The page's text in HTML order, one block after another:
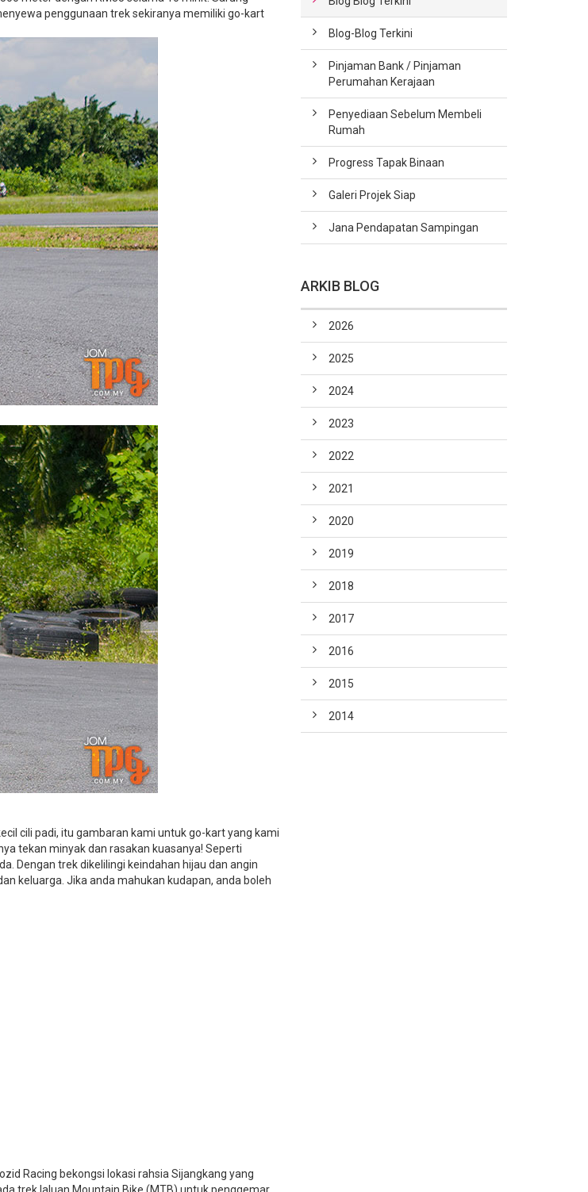
penggunaan trek sekiranya memiliki go-kart
cili padi, itu gambaran kami untuk go-kart yang kami
tekan minyak dan rasakan kuasanya! Seperti
Dengan trek dikelilingi keindahan hijau dan angin
keluarga. Jika anda mahukan kudapan, anda boleh
Racing bekongsi lokasi rahsia Sijangkang yang
Blog-Blog Terkini
Pinjaman Bank / Pinjaman
Perumahan Kerajaan
Penyediaan Sebelum Membeli
Rumah
Progress Tapak Binaan
Galeri Projek Siap
Jana Pendapatan Sampingan
ARKIB BLOG
2026
2025
2024
2023
2022
2021
2020
2019
2018
2017
2016
2015
2014